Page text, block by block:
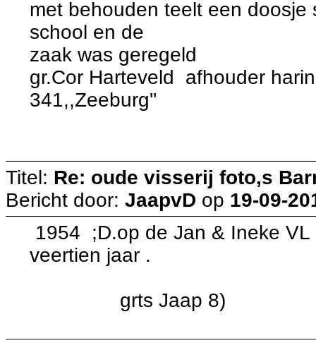
met behouden teelt een
school en de
zaak was geregeld
gr.Cor Harteveld afhouder
341,,Zeeburg''
Titel: Re: oude visserij foto,s
Bericht door: JaapvD op 19-09-
1954 ;D.op de Jan & Ineke
veertien jaar .
grts Jaap 8)